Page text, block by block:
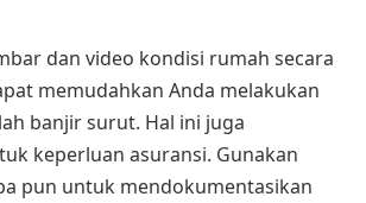
dan video kondisi rumah secara
memudahkan Anda melakukan
banjir surut. Hal ini juga
keperluan asuransi. Gunakan
pun untuk mendokumentasikan